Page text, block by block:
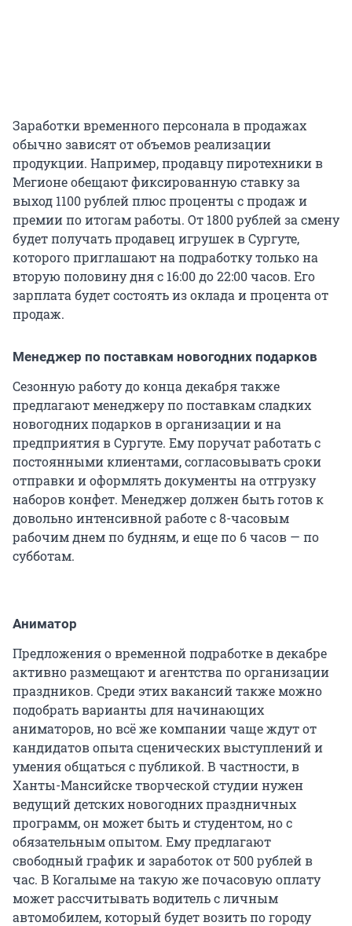
Заработки временного персонала в продажах
обычно зависят от объемов реализации
продукции. Например, продавцу пиротехники в
Мегионе обещают фиксированную ставку за
выход 1100 рублей плюс проценты с продаж и
премии по итогам работы. От 1800 рублей за смену
будет получать продавец игрушек в Сургуте,
которого приглашают на подработку только на
вторую половину дня с 16:00 до 22:00 часов. Его
зарплата будет состоять из оклада и процента от
продаж.
Менеджер по поставкам новогодних подарков
Сезонную работу до конца декабря также
предлагают менеджеру по поставкам сладких
новогодних подарков в организации и на
предприятия в Сургуте. Ему поручат работать с
постоянными клиентами, согласовывать сроки
отправки и оформлять документы на отгрузку
наборов конфет. Менеджер должен быть готов к
довольно интенсивной работе с 8-часовым
рабочим днем по будням, и еще по 6 часов — по
субботам.
Аниматор
Предложения о временной подработке в декабре
активно размещают и агентства по организации
праздников. Среди этих вакансий также можно
подобрать варианты для начинающих
аниматоров, но всё же компании чаще ждут от
кандидатов опыта сценических выступлений и
умения общаться с публикой. В частности, в
Ханты-Мансийске творческой студии нужен
ведущий детских новогодних праздничных
программ, он может быть и студентом, но с
обязательным опытом. Ему предлагают
свободный график и заработок от 500 рублей в
час. В Когалыме на такую же почасовую оплату
может рассчитывать водитель с личным
автомобилем, который будет возить по городу